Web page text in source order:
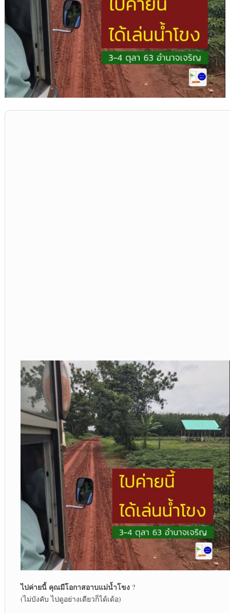
ไปค่ายนี้ คุณมีโอกาสอาบแม่น้ำโขง?
(ไม่บังคับ ไปดูอย่างเดียวก็ได้เด้อ)